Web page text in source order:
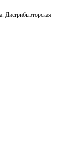
Дистрибьюторская